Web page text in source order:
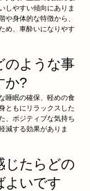
しやすい傾向にありま
や身体的な特徴から、
め、車酔いになりやす
のような事
か?
睡眠の確保、軽めの食
ともにリラックスした
、ポジティブな気持ち
減する効果がありま
じたらどの
よいです